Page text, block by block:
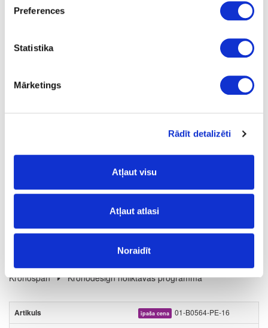
Preferences
Statistika
Mārketings
Rādīt detalizēti
Atļaut visu
Atļaut atlasi
Noraidīt
m2
UM
Laminētas kokskaidu plātnes (LKSP)
Kronospan
Kronodesign noliktavas programma
īpaša cena 01-B0564-PE-16